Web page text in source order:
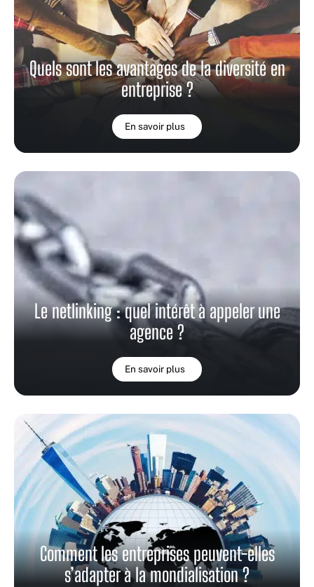
Quels sont les avantages de la diversité en
entreprise ?
En savoir plus
Le netlinking : quel intérêt à appeler une
agence ?
En savoir plus
Comment les entreprises peuvent-elles
s’adapter à la mondialisation ?